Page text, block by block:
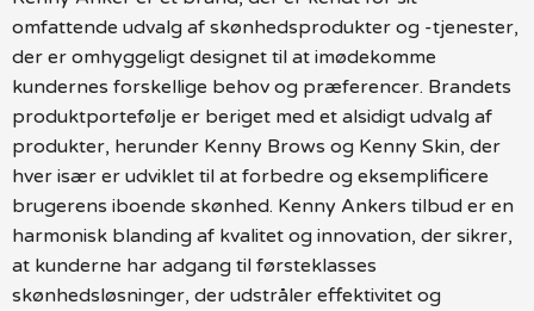
omfattende udvalg af skønhedsprodukter og -tjenester,
der er omhyggeligt designet til at imødekomme
kundernes forskellige behov og præferencer. Brandets
produktportefølje er beriget med et alsidigt udvalg af
produkter, herunder Kenny Brows og Kenny Skin, der
hver især er udviklet til at forbedre og eksemplificere
brugerens iboende skønhed. Kenny Ankers tilbud er en
harmonisk blanding af kvalitet og innovation, der sikrer,
at kunderne har adgang til førsteklasses
skønhedsløsninger, der udstråler effektivitet og